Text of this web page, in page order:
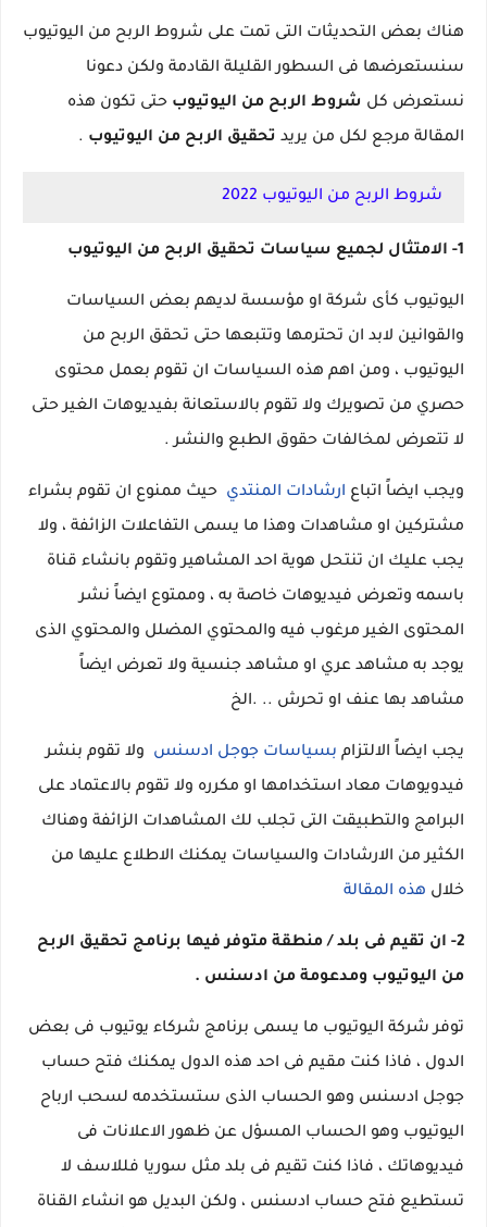
هناك بعض التحديثات التى تمت على شروط الربح من اليوتيوب
سنستعرضها فى السطور القليلة القادمة ولكن دعونا
نستعرض كل شروط الربح من اليوتيوب حتى تكون هذه
المقالة مرجع لكل من يريد تحقيق الربح من اليوتيوب .
شروط الربح من اليوتيوب 2022
1- الامتثال لجميع سياسات تحقيق الربح من اليوتيوب
اليوتيوب كأى شركة او مؤسسة لديهم بعض السياسات
والقوانين لابد ان تحترمها وتتبعها حتى تحقق الربح من
اليوتيوب ، ومن اهم هذه السياسات ان تقوم بعمل محتوى
حصري من تصويرك ولا تقوم بالاستعانة بفيديوهات الغير حتى
لا تتعرض لمخالفات حقوق الطبع والنشر .
ويجب ايضاً اتباع ارشادات المنتدي حيث ممنوع ان تقوم بشراء
مشتركين او مشاهدات وهذا ما يسمى التفاعلات الزائفة ، ولا
يجب عليك ان تنتحل هوية احد المشاهير وتقوم بانشاء قناة
باسمه وتعرض فيديوهات خاصة به ، وممتوع ايضاً نشر
المحتوى الغير مرغوب فيه والمحتوي المضلل والمحتوي الذى
يوجد به مشاهد عري او مشاهد جنسية ولا تعرض ايضاً
مشاهد بها عنف او تحرش .. .الخ
يجب ايضاً الالتزام بسياسات جوجل ادسنس
ولا تقوم بنشر
فيدويوهات معاد استخدامها او مكرره ولا تقوم بالاعتماد على
البرامج والتطبيقت التى تجلب لك المشاهدات الزائفة وهناك
الكثير من الارشادات والسياسات يمكنك الاطلاع عليها من
خلال هذه المقالة
2- ان تقيم فى بلد / منطقة متوفر فيها برنامج تحقيق الربح
من اليوتيوب ومدعومة من ادسنس .
توفر شركة اليوتيوب ما يسمى برنامج شركاء يوتيوب فى بعض
الدول ، فاذا كنت مقيم فى احد هذه الدول يمكنك فتح حساب
جوجل ادسنس وهو الحساب الذى ستستخدمه لسحب ارباح
اليوتيوب وهو الحساب المسؤل عن ظهور الاعلانات فى
فيديوهاتك ، فاذا كنت تقيم فى بلد مثل سوريا فللاسف لا
تستطيع فتح حساب ادسنس ، ولكن البديل هو انشاء القناة